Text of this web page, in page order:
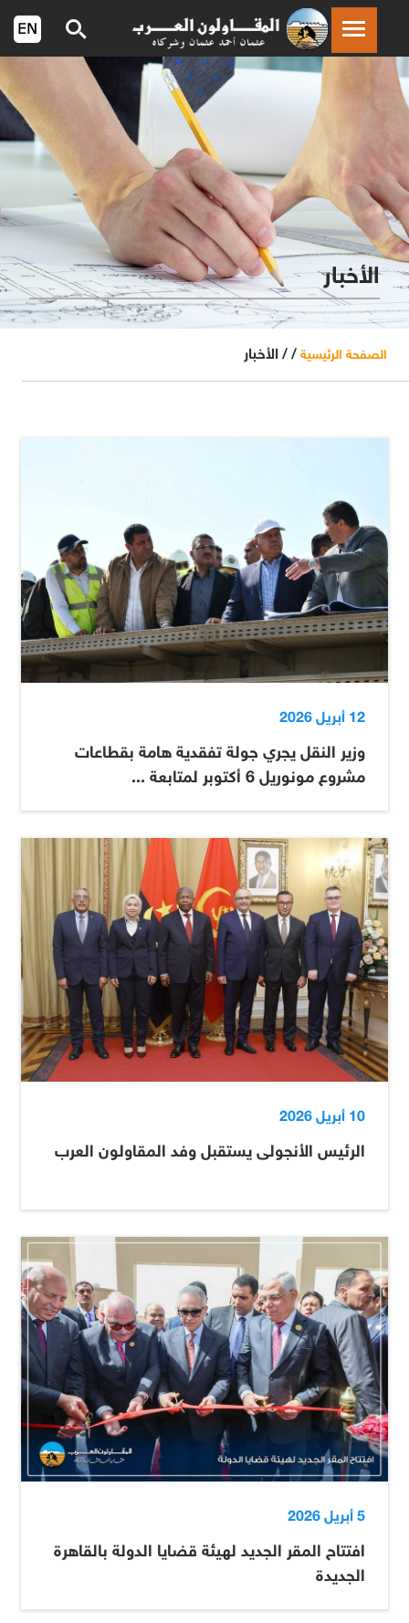
الأخبار
الصفحة الرئيسية / / الأخبار
12 أبريل 2026
وزير النقل يجري جولة تفقدية هامة بقطاعات
مشروع مونوريل 6 أكتوبر لمتابعة ...
10 أبريل 2026
الرئيس الأنجولى يستقبل وفد المقاولون العرب
5 أبريل 2026
افتتاح المقر الجديد لهيئة قضايا الدولة بالقاهرة
الجديدة